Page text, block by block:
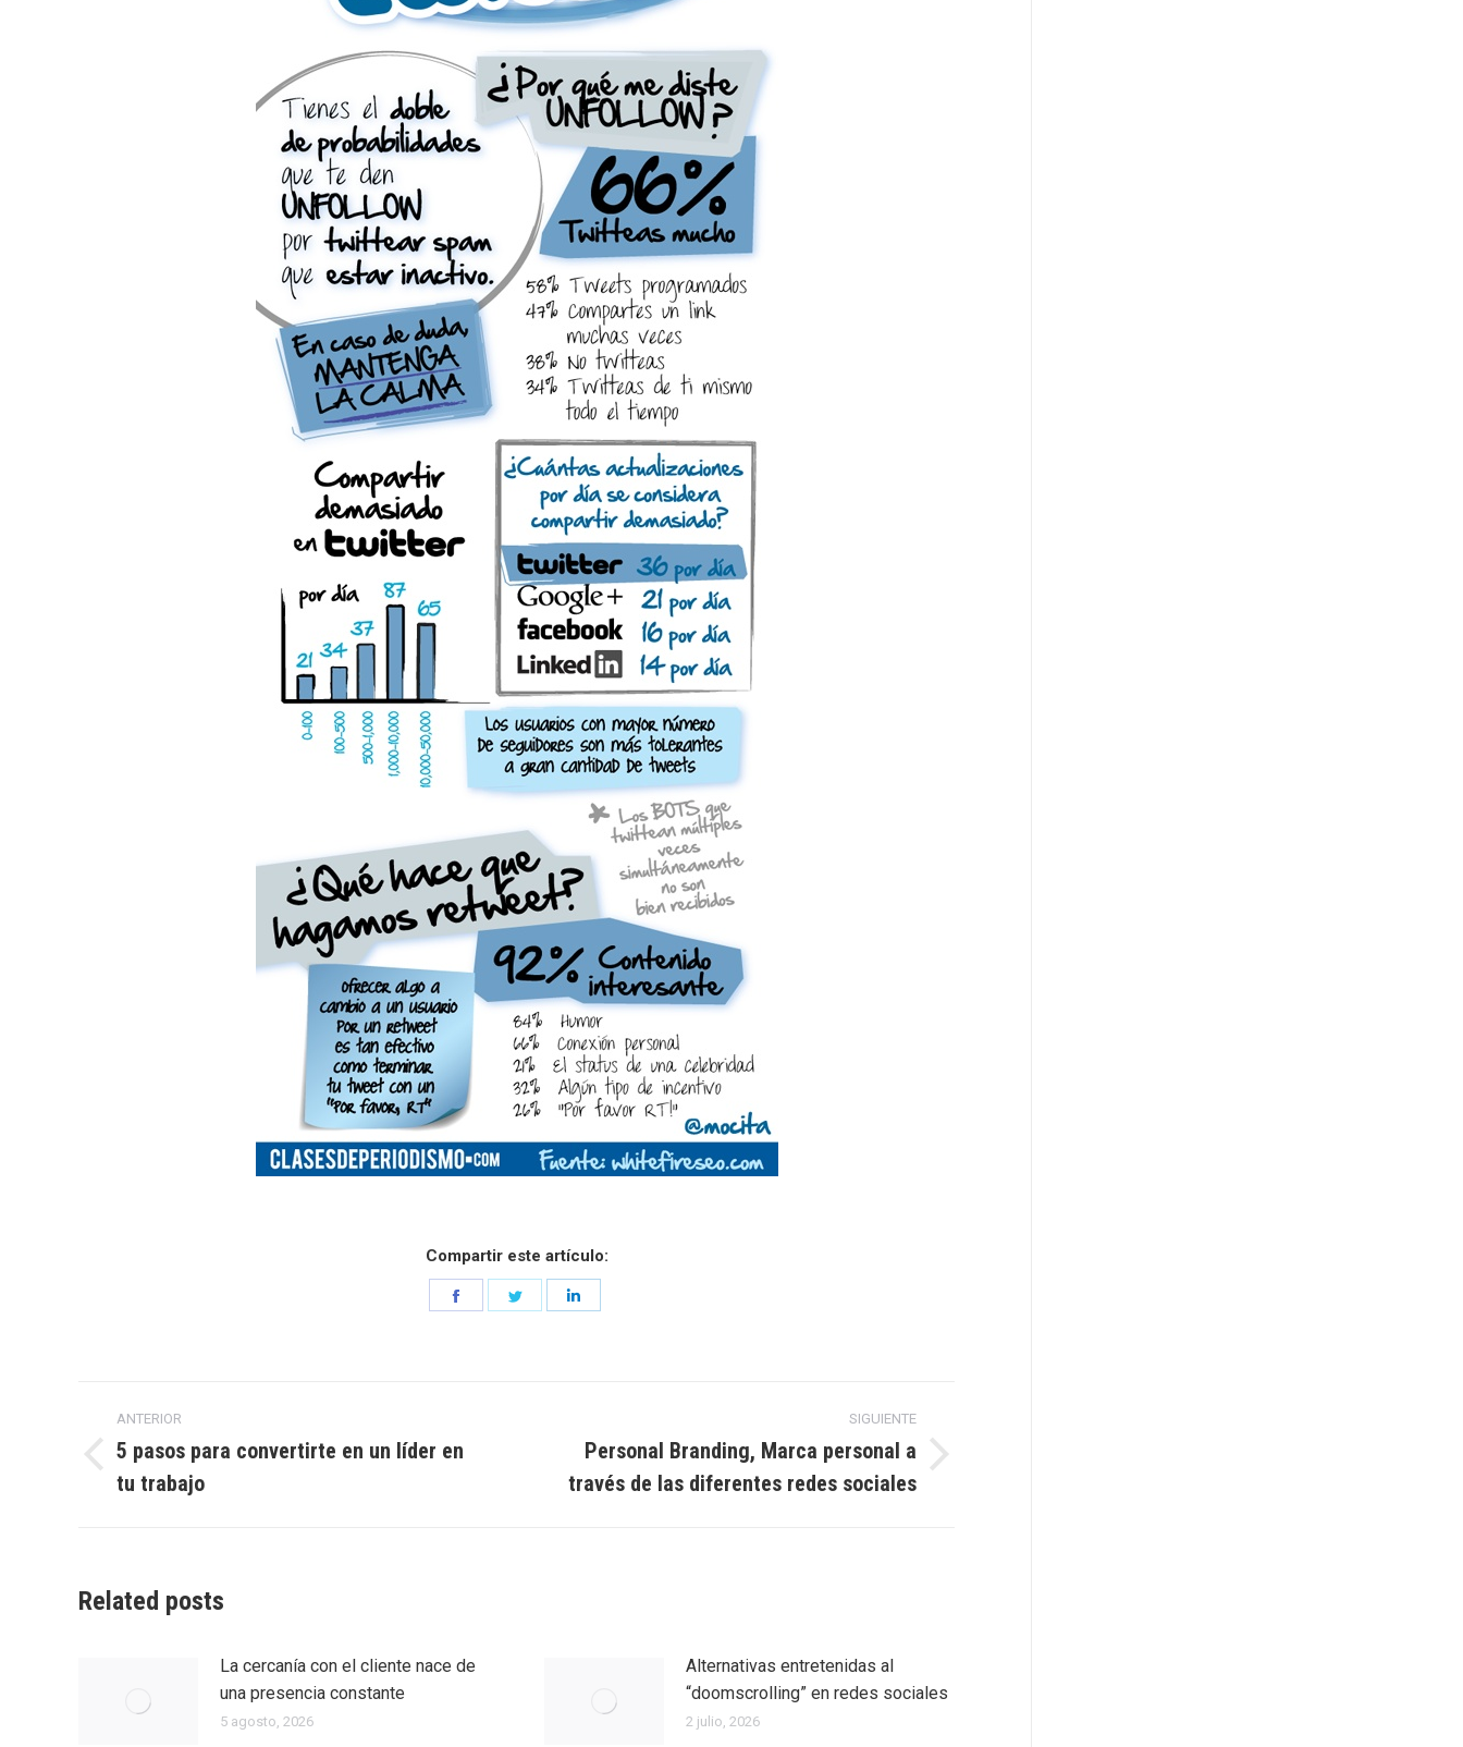
Compartir este artículo:
Share
Navegación
entre
entradas
ANTERIOR
Entrada
anterior:
5 pasos para convertirte en un líder en
tu trabajo
SIGUIENTE
siguiente:
Personal Branding, Marca personal a
través de las diferentes redes sociales
Related posts
La cercanía con el cliente nace de
una presencia constante
5 agosto, 2026
Alternativas entretenidas al
“doomscrolling” en redes sociales
2 julio, 2026